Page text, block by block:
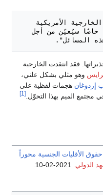
المسائل".
فقد انتقدت الخارجية
وهو مثلي بشكل علني،
هجمات لفظية على
مجتمع الميم بهذا التحوّل. [1]
الأقليات الجنسية محوراً
الدولي